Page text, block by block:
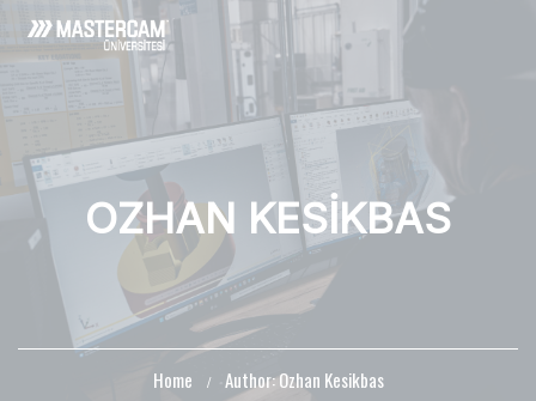
OZHAN KESIKBAS
Home Author: Ozhan Kesikbas